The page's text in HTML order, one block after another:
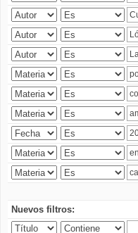
Nuevos filtros: